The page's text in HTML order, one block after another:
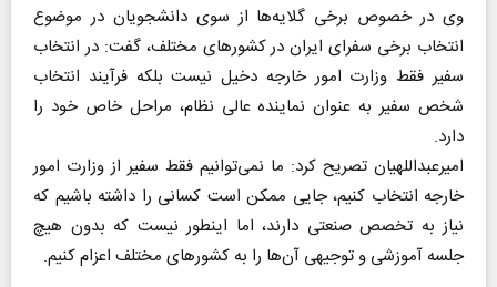
وی در خصوص برخی گلایه‌ها از سوی دانشجویان در موضوع
انتخاب برخی سفرای ایران در کشور‌های مختلف، گفت: در انتخاب
سفیر فقط وزارت امور خارجه دخیل نیست بلکه فرآیند انتخاب
شخص سفیر به عنوان نماینده عالی نظام، مراحل خاص خود را
دارد.
امیرعبداللهیان تصریح کرد: ما نمی‌توانیم فقط سفیر از وزارت امور
خارجه انتخاب کنیم، جایی ممکن است کسانی را داشته باشیم که
نیاز به تخصص صنعتی دارند، اما اینطور نیست که بدون هیچ
جلسه آموزشی و توجیهی آن‌ها را به کشور‌های مختلف اعزام کنیم.